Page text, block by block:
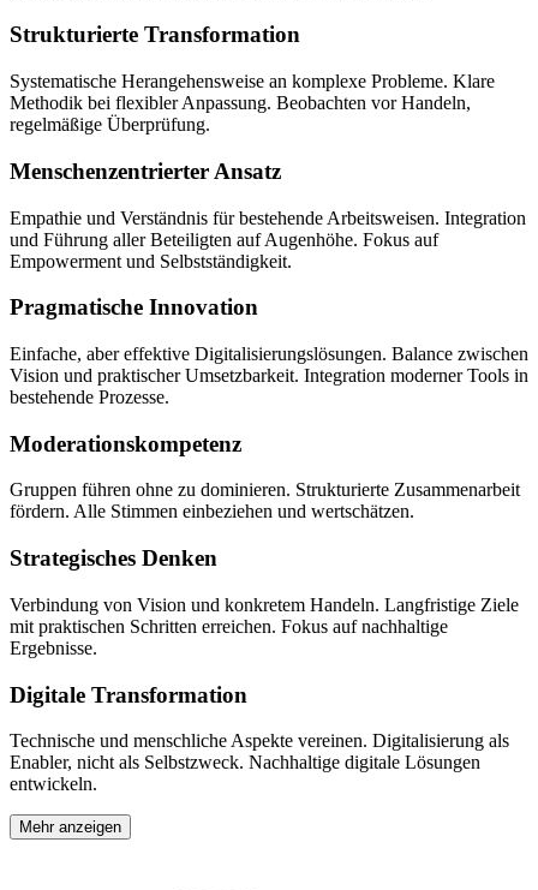
Strukturierte Transformation
Systematische Herangehensweise an komplexe Probleme. Klare
Methodik bei flexibler Anpassung. Beobachten vor Handeln,
regelmäßige Überprüfung.
Menschenzentrierter Ansatz
Empathie und Verständnis für bestehende Arbeitsweisen. Integration
und Führung aller Beteiligten auf Augenhöhe. Fokus auf
Empowerment und Selbstständigkeit.
Pragmatische Innovation
Einfache, aber effektive Digitalisierungslösungen. Balance zwischen
Vision und praktischer Umsetzbarkeit. Integration moderner Tools in
bestehende Prozesse.
Moderationskompetenz
Gruppen führen ohne zu dominieren. Strukturierte Zusammenarbeit
fördern. Alle Stimmen einbeziehen und wertschätzen.
Strategisches Denken
Verbindung von Vision und konkretem Handeln. Langfristige Ziele
mit praktischen Schritten erreichen. Fokus auf nachhaltige
Ergebnisse.
Digitale Transformation
Technische und menschliche Aspekte vereinen. Digitalisierung als
Enabler, nicht als Selbstzweck. Nachhaltige digitale Lösungen
entwickeln.
Mehr anzeigen